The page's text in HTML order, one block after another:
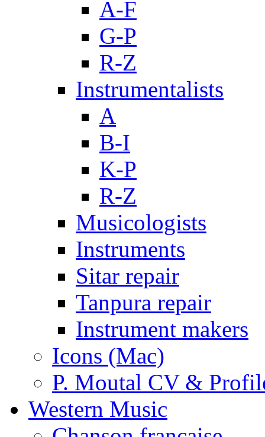
A-F
G-P
R-Z
Instrumentalists
A
B-I
K-P
R-Z
Musicologists
Instruments
Sitar repair
Tanpura repair
Instrument makers
Icons (Mac)
P. Moutal CV &
Western Music